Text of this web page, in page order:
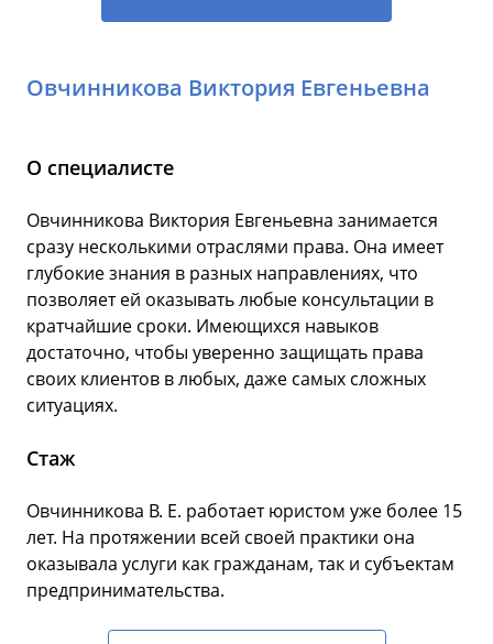
Овчинникова Виктория Евгеньевна
О специалисте
Овчинникова Виктория Евгеньевна занимается
сразу несколькими отраслями права. Она имеет
глубокие знания в разных направлениях, что
позволяет ей оказывать любые консультации в
кратчайшие сроки. Имеющихся навыков
достаточно, чтобы уверенно защищать права
своих клиентов в любых, даже самых сложных
ситуациях.
Стаж
Овчинникова В. Е. работает юристом уже более 15
лет. На протяжении всей своей практики она
оказывала услуги как гражданам, так и субъектам
предпринимательства.